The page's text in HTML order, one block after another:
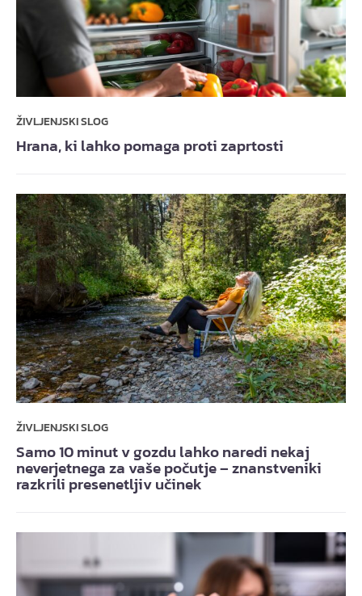
ŽIVLJENJSKI SLOG
Hrana, ki lahko pomaga proti zaprtosti
ŽIVLJENJSKI SLOG
Samo 10 minut v gozdu lahko naredi nekaj
neverjetnega za vaše počutje – znanstveniki
razkrili presenetljiv učinek